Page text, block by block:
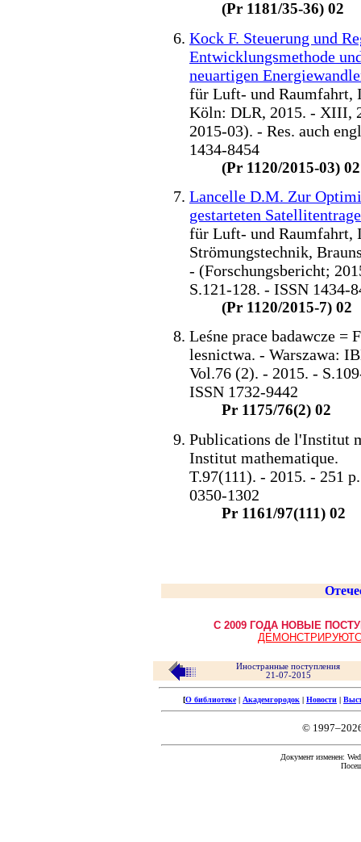
(Pr 1181/35-36) 02
Kock F. Steuerung und
Entwicklungsmethode
neuartigen
für Luft- und Raumfahrt,
Köln: DLR, 2015. - XIII,
2015-03). - Res. auch
1434-8454
(Pr 1120/2015-03) 02
Lancelle D.M. Zur
gestarteten
für Luft- und Raumfahrt,
Strömungstechnik,
- (Forschungsbericht;
S.121-128. - ISSN 1434-
(Pr 1120/2015-7) 02
Leśne prace badawcze =
lesnictwa. - Warszawa:
Vol.76 (2). - 2015. -
ISSN 1732-9442
Pr 1175/76(2) 02
Publications de l'Institut
Institut mathematique.
T.97(111). - 2015. - 251
0350-1302
Pr 1161/97(111) 02
С 2009 ГОДА НОВЫЕ
Иностранные поступления
21-07-2015
[О библиотеке| Академгородок | Новости |
©
Документ изменен: